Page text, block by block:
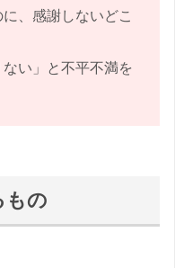
、感謝しないどこ
ない」と不平不満を
もの